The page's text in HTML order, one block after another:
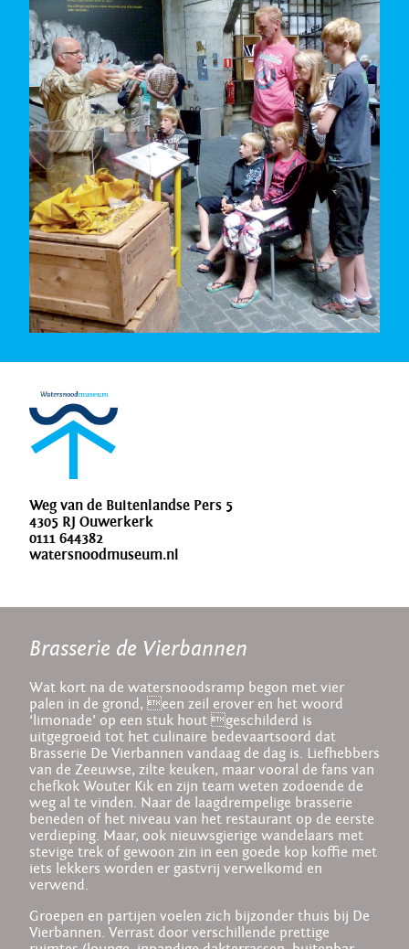
Weg van de Buitenlandse Pers 5
4305 RJ Ouwerkerk
0111 644382
watersnoodmuseum.nl
Brasserie de Vierbannen
Wat kort na de watersnoodsramp begon met vier
palen in de grond, een zeil erover en het woord
‘limonade’ op een stuk hout geschilderd is
uitgegroeid tot het culinaire bedevaartsoord dat
Brasserie De Vierbannen vandaag de dag is. Liefhebbers
van de Zeeuwse, zilte keuken, maar vooral de fans van
chefkok Wouter Kik en zijn team weten zodoende de
weg al te vinden. Naar de laagdrempelige brasserie
beneden of het niveau van het restaurant op de eerste
verdieping. Maar, ook nieuwsgierige wandelaars met
stevige trek of gewoon zin in een goede kop koffie met
iets lekkers worden er gastvrij verwelkomd en
verwend.
Groepen en partijen voelen zich bijzonder thuis bij De
Vierbannen. Verrast door verschillende prettige